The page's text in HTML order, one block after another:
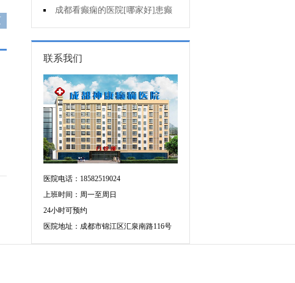
会导致癫痫病出现?
成都看癫痫的医院[哪家好]患癫
痫会死亡吗?
联系我们
医院电话：18582519024
上班时间：周一至周日
24小时可预约
医院地址：成都市锦江区汇泉南路116号